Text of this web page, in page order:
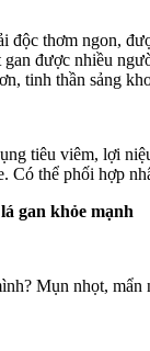
độc thơm ngon,
được nhiều
tinh thần sảng
tiêu viêm, lợi
Có thể phối hợp
gan khỏe mạnh
Mụn nhọt,